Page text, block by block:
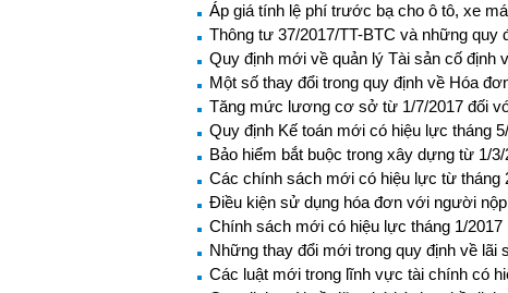
Áp giá tính lệ phí trước bạ cho ô tô, xe
Thông tư 37/2017/TT-BTC và những
Quy định mới về quản lý Tài sản cố định
Một số thay đổi trong quy định về Hóa
Tăng mức lương cơ sở từ 1/7/2017 đối
Quy định Kế toán mới có hiệu lực tháng
Bảo hiểm bắt buộc trong xây dựng từ 1/3/
Các chính sách mới có hiệu lực từ tháng
Điều kiện sử dụng hóa đơn với người
Chính sách mới có hiệu lực tháng 1/2017
Những thay đổi mới trong quy định về lãi
Các luật mới trong lĩnh vực tài chính có